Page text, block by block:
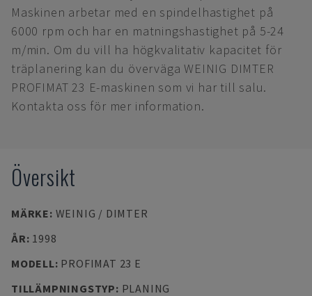
Maskinen arbetar med en spindelhastighet på
6000 rpm och har en matningshastighet på 5-24
m/min. Om du vill ha högkvalitativ kapacitet för
träplanering kan du överväga WEINIG DIMTER
PROFIMAT 23 E-maskinen som vi har till salu.
Kontakta oss för mer information.
Översikt
MÄRKE: WEINIG / DIMTER
ÅR: 1998
MODELL: PROFIMAT 23 E
TILLÄMPNINGSTYP: PLANING